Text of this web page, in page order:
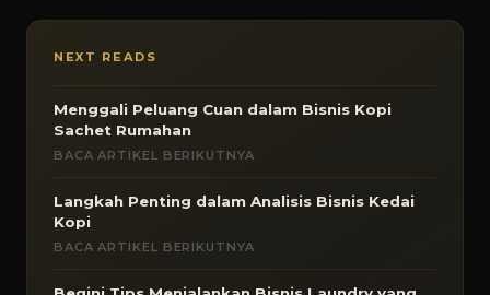
NEXT READS
Menggali Peluang Cuan dalam Bisnis Kopi
Sachet Rumahan
BACA ARTIKEL BERIKUTNYA
Langkah Penting dalam Analisis Bisnis Kedai
Kopi
BACA ARTIKEL BERIKUTNYA